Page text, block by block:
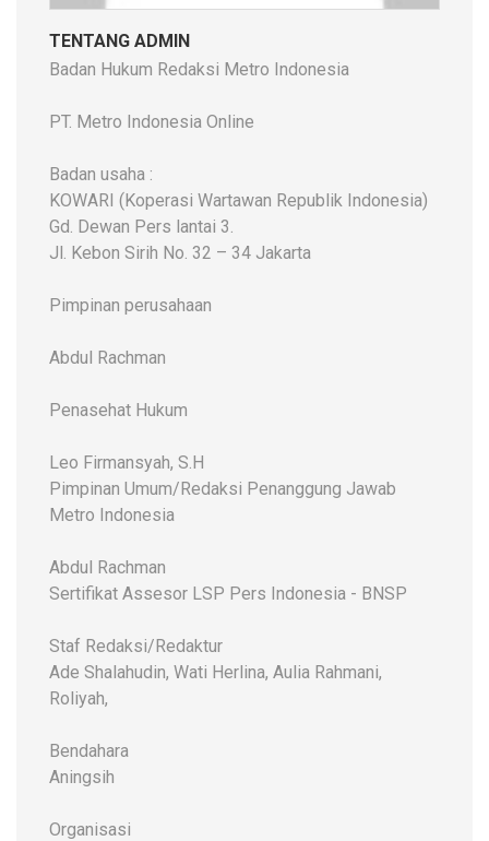
TENTANG ADMIN
Badan Hukum Redaksi Metro Indonesia
PT. Metro Indonesia Online
Badan usaha :
KOWARI (Koperasi Wartawan Republik Indonesia)
Gd. Dewan Pers lantai 3.
Jl. Kebon Sirih No. 32 – 34 Jakarta
Pimpinan perusahaan
Abdul Rachman
Penasehat Hukum
Leo Firmansyah, S.H
Pimpinan Umum/Redaksi Penanggung Jawab
Metro Indonesia
Abdul Rachman
Sertifikat Assesor LSP Pers Indonesia - BNSP
Staf Redaksi/Redaktur
Ade Shalahudin, Wati Herlina, Aulia Rahmani,
Roliyah,
Bendahara
Aningsih
Organisasi